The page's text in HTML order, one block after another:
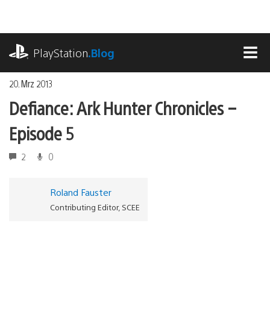
springen
PlayStation.Blog
20. Mrz 2013
Defiance: Ark Hunter Chronicles –
Episode 5
2 0
Roland Fauster
Contributing Editor, SCEE